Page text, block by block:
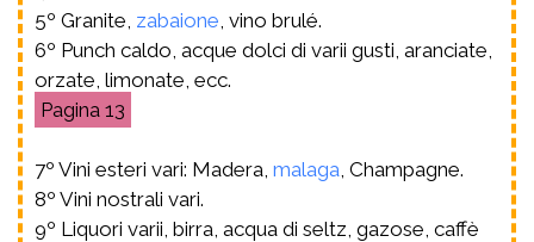
5º Granite, zabaione , vino brulé.
6º Punch caldo, acque dolci di varii gusti, aranciate,
orzate, limonate, ecc.
13
7º Vini esteri vari: Madera, malaga , Champagne.
8º Vini nostrali vari.
9º Liquori varii, birra, acqua di seltz, gazose, caffè